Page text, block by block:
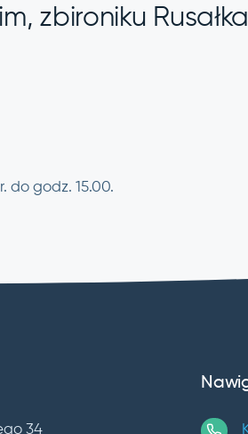
zbironiku
do godz. 15.00.
34